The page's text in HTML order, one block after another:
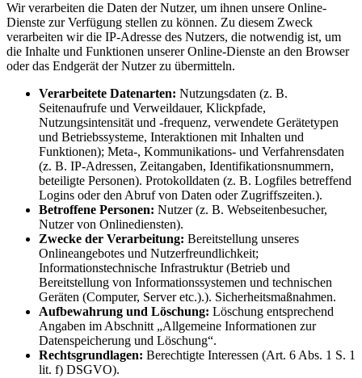
Wir verarbeiten die Daten der Nutzer, um ihnen unsere Online-
Dienste zur Verfügung stellen zu können. Zu diesem Zweck
verarbeiten wir die IP-Adresse des Nutzers, die notwendig ist, um
die Inhalte und Funktionen unserer Online-Dienste an den Browser
oder das Endgerät der Nutzer zu übermitteln.
Verarbeitete Datenarten: Nutzungsdaten (z. B.
Seitenaufrufe und Verweildauer, Klickpfade,
Nutzungsintensität und -frequenz, verwendete Gerätetypen
und Betriebssysteme, Interaktionen mit Inhalten und
Funktionen); Meta-, Kommunikations- und Verfahrensdaten
(z. B. IP-Adressen, Zeitangaben, Identifikationsnummern,
beteiligte Personen). Protokolldaten (z. B. Logfiles betreffend
Logins oder den Abruf von Daten oder Zugriffszeiten.).
Betroffene Personen: Nutzer (z. B. Webseitenbesucher,
Nutzer von Onlinediensten).
Zwecke der Verarbeitung: Bereitstellung unseres
Onlineangebotes und Nutzerfreundlichkeit;
Informationstechnische Infrastruktur (Betrieb und
Bereitstellung von Informationssystemen und technischen
Geräten (Computer, Server etc.).). Sicherheitsmaßnahmen.
Aufbewahrung und Löschung: Löschung entsprechend
Angaben im Abschnitt „Allgemeine Informationen zur
Datenspeicherung und Löschung“.
Rechtsgrundlagen: Berechtigte Interessen (Art. 6 Abs. 1 S. 1
lit. f) DSGVO).